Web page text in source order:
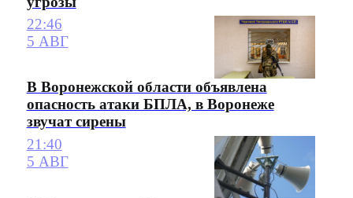
22:46
5 АВГ
В Воронежской области объявлена
опасность атаки БПЛА, в Воронеже
звучат сирены
21:40
5 АВГ